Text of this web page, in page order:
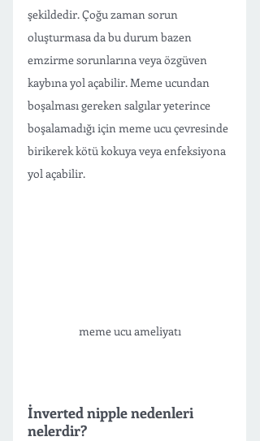
şekildedir. Çoğu zaman sorun
oluşturmasa da bu durum bazen
emzirme sorunlarına veya özgüven
kaybına yol açabilir. Meme ucundan
boşalması gereken salgılar yeterince
boşalamadığı için meme ucu çevresinde
birikerek kötü kokuya veya enfeksiyona
yol açabilir.
meme ucu ameliyatı
İnverted nipple nedenleri
nelerdir?